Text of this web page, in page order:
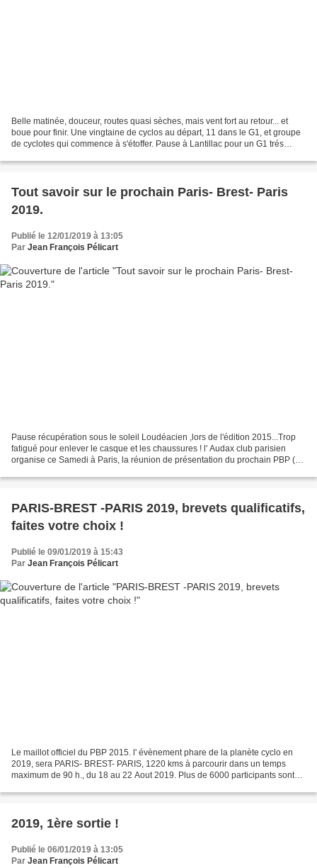
Belle matinée, douceur, routes quasi sèches, mais vent fort au retour... et
boue pour finir. Une vingtaine de cyclos au départ, 11 dans le G1, et groupe
de cyclotes qui commence à s'étoffer. Pause à Lantillac pour un G1 trés
Tout savoir sur le prochain Paris- Brest- Paris
2019.
Publié le 12/01/2019 à 13:05
Par Jean François Pélicart
Pause récupération sous le soleil Loudéacien ,lors de l'édition 2015...Trop
fatigué pour enlever le casque et les chaussures ! l' Audax club parisien
organise ce Samedi à Paris, la réunion de présentation du prochain PBP (
PARIS-BREST -PARIS 2019, brevets qualificatifs,
faites votre choix !
Publié le 09/01/2019 à 15:43
Par Jean François Pélicart
Le maillot officiel du PBP 2015. l' évènement phare de la planète cyclo en
2019, sera PARIS- BREST- PARIS, 1220 kms à parcourir dans un temps
maximum de 90 h., du 18 au 22 Aout 2019. Plus de 6000 participants sont
2019, 1ère sortie !
Publié le 06/01/2019 à 13:05
Par Jean François Pélicart